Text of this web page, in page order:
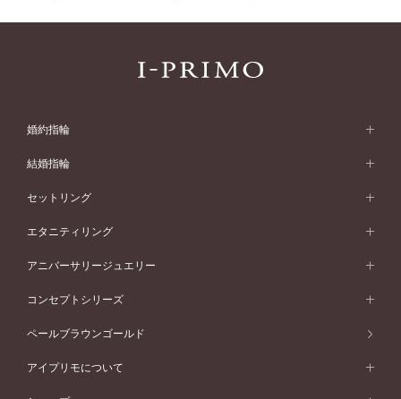
婚約指輪
婚約指輪 (エンゲージリング)
婚約指輪一覧
ピンクゴールド
ペールブラウンゴールド
ウェーブライン
V字ライン
ワンサイドメレ
ダブルサイドメレ
フェミニン
50万円台～
結婚指輪
結婚指輪 (マリッジリング)
結婚指輪一覧
ピンクゴールド
ペールブラウンゴールド
ウェーブライン
V字ライン
ワンメレ
セットリング
セットリング
セットリング一覧
ピンクゴールド
エタニティリング
エタニティリング
エタニティリング一覧
アニバーサリージュエリー
アニバーサリージュエリー
アニバーサリージュエリー一覧
コンセプトシリーズ
コンセプトシリーズ
オリジンビリーフ
ペールブラウンゴールド
アイプリモについて